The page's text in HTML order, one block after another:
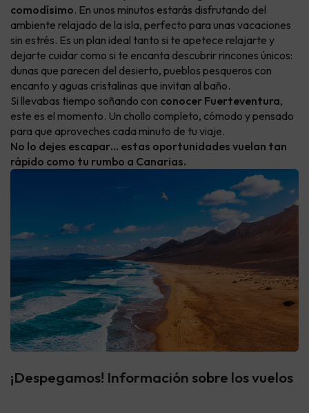
comodísimo. En unos minutos estarás disfrutando del
ambiente relajado de la isla, perfecto para unas vacaciones
sin estrés. Es un plan ideal tanto si te apetece relajarte y
dejarte cuidar como si te encanta descubrir rincones únicos:
dunas que parecen del desierto, pueblos pesqueros con
encanto y aguas cristalinas que invitan al baño.
Si llevabas tiempo soñando con conocer Fuerteventura,
este es el momento. Un chollo completo, cómodo y pensado
para que aproveches cada minuto de tu viaje.
No lo dejes escapar… estas oportunidades vuelan tan
rápido como tu rumbo a Canarias.
¡Despegamos! Información sobre los vuelos